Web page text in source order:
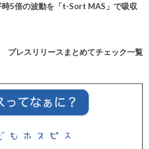
5倍の波動を「t-Sort MAS」で吸収
プレスリリースまとめてチェック一覧